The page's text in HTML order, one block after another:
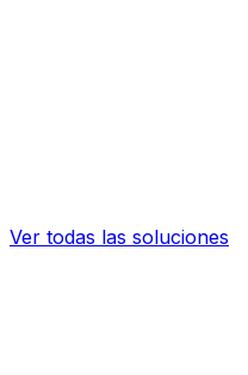
Ver todas las soluciones